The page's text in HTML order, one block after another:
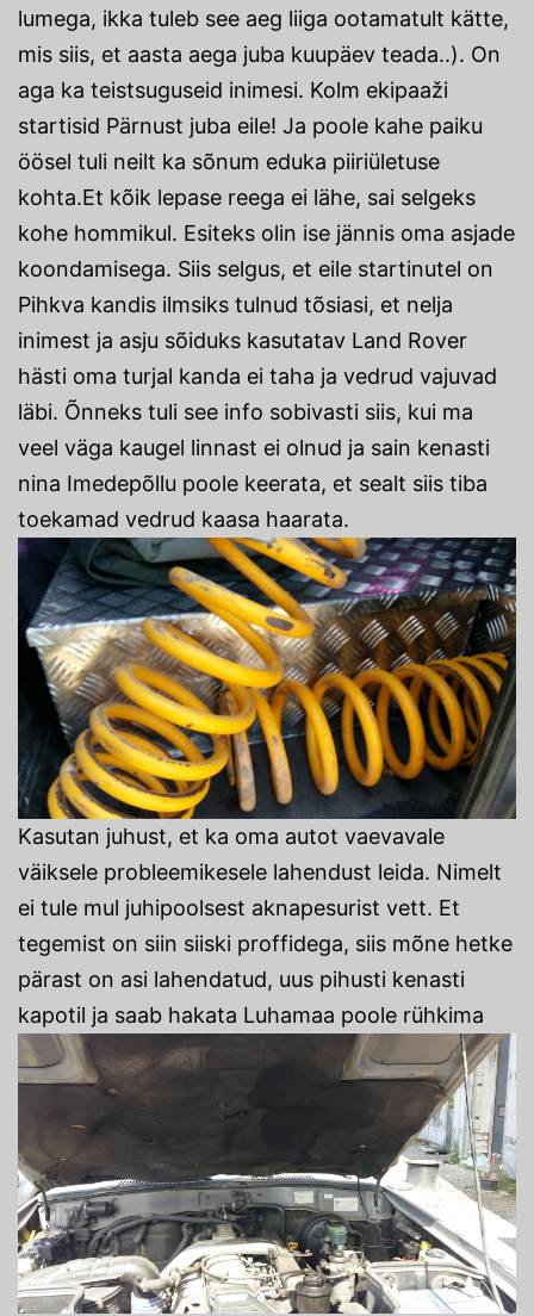
lumega, ikka tuleb see aeg liiga ootamatult kätte,
mis siis, et aasta aega juba kuupäev teada..). On
aga ka teistsuguseid inimesi. Kolm ekipaaži
startisid Pärnust juba eile! Ja poole kahe paiku
öösel tuli neilt ka sõnum eduka piiriületuse
kohta.Et kõik lepase reega ei lähe, sai selgeks
kohe hommikul. Esiteks olin ise jännis oma asjade
koondamisega. Siis selgus, et eile startinutel on
Pihkva kandis ilmsiks tulnud tõsiasi, et nelja
inimest ja asju sõiduks kasutatav Land Rover
hästi oma turjal kanda ei taha ja vedrud vajuvad
läbi. Õnneks tuli see info sobivasti siis, kui ma
veel väga kaugel linnast ei olnud ja sain kenasti
nina Imedepõllu poole keerata, et sealt siis tiba
toekamad vedrud kaasa haarata.
Kasutan juhust, et ka oma autot vaevavale
väiksele probleemikesele lahendust leida. Nimelt
ei tule mul juhipoolsest aknapesurist vett. Et
tegemist on siin siiski proffidega, siis mõne hetke
pärast on asi lahendatud, uus pihusti kenasti
kapotil ja saab hakata Luhamaa poole rühkima